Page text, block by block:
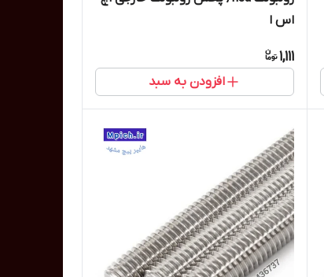
اس ا
1,111
افزودن به سبد